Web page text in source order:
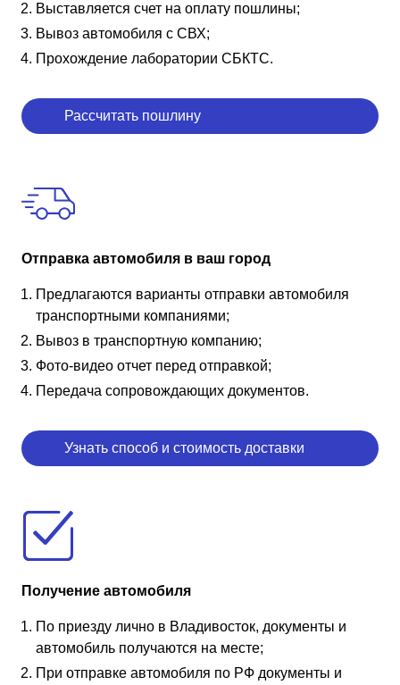
Выставляется счет на оплату пошлины;
Вывоз автомобиля с СВХ;
Прохождение лаборатории СБКТС.
Рассчитать пошлину
Отправка автомобиля в ваш город
Предлагаются варианты отправки автомобиля
транспортными компаниями;
Вывоз в транспортную компанию;
Фото-видео отчет перед отправкой;
Передача сопровождающих документов.
Узнать способ и стоимость доставки
Получение автомобиля
По приезду лично в Владивосток, документы и
автомобиль получаются на месте;
При отправке автомобиля по РФ документы и